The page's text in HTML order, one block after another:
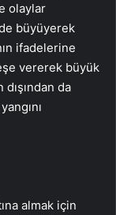
olaylar
büyüyerek
ifadelerine
vererek büyük
dışından da
almak için